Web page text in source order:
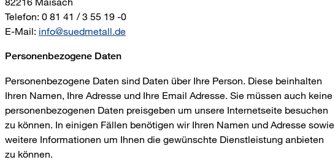
Telefon: 0 81 41 / 3 55 19 -0
E-Mail: info@suedmetall.de
Personenbezogene Daten
Personenbezogene Daten sind Daten über Ihre Person. Diese beinhalten
Ihren Namen, Ihre Adresse und Ihre Email Adresse. Sie müssen auch keine
personenbezogenen Daten preisgeben um unsere Internetseite besuchen
zu können. In einigen Fällen benötigen wir Ihren Namen und Adresse sowie
weitere Informationen um Ihnen die gewünschte Dienstleistung anbieten
zu können.